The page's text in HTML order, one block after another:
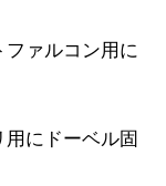
ァルコン用に
にドーベル固